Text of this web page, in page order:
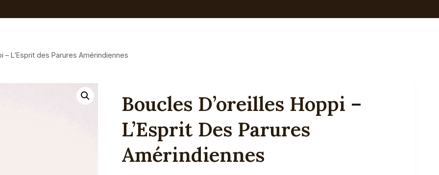
– L’Esprit des Parures Amérindiennes
Boucles D’oreilles Hoppi –
L’Esprit Des Parures
Amérindiennes